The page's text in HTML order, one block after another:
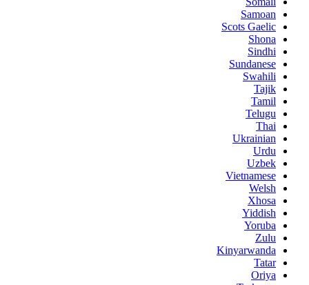
Samoan
Scots Gaelic
Shona
Sindhi
Sundanese
Swahili
Tajik
Tamil
Telugu
Thai
Ukrainian
Urdu
Uzbek
Vietnamese
Welsh
Xhosa
Yiddish
Yoruba
Zulu
Kinyarwanda
Tatar
Oriya